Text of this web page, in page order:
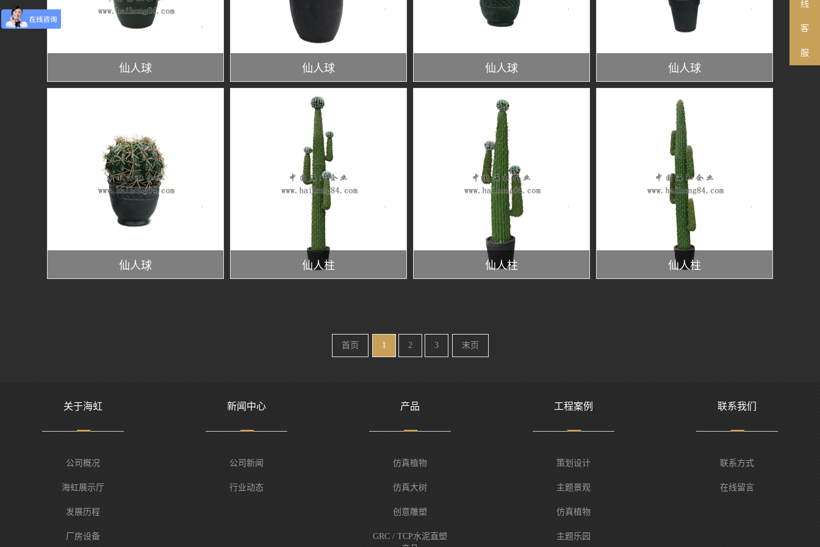
仙人球 仙人球 仙人球 仙人球
仙人球 仙人柱 仙人柱 仙人柱
首页 1 2 3 末页
关于海虹
公司概况
海虹展示厅
发展历程
厂房设备
新闻中心
公司新闻
行业动态
产品
仿真植物
仿真大树
创意雕塑
GRC / TCP水泥直塑
工程案例
策划设计
主题景观
仿真植物
主题乐园
联系我们
联系方式
在线留言
线
客
服